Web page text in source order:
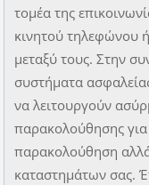
τομέα της
κινητού τηλεφώνου
μεταξύ τους. Στην
συστήματα
να λειτουργούν
παρακολούθησης
παρακολούθηση
καταστημάτων σας.